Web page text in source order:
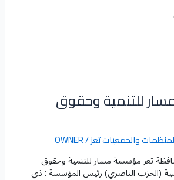
للتنمية وحقوق
والجمعيات تعز/
OWNER
تعز​ مؤسسة مسار للتنمية وحقوق
(الحزب الناصري) رئيس المؤسسة : ذي